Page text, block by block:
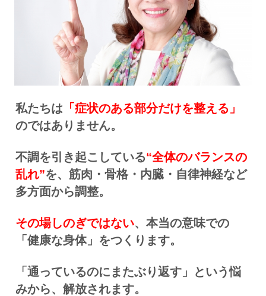
私たちは 「症状のある部分だけを整える」
のではありません。
不調を引き起こしている“全体のバランスの
乱れ”を、筋肉・骨格・内臓・自律神経など
多方面から調整。
その場しのぎではない、本当の意味での
「健康な身体」をつくります。
「通っているのにまたぶり返す」という悩
みから、解放されます。